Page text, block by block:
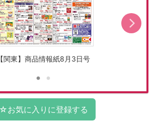
【関東】商品情報紙8月3日号